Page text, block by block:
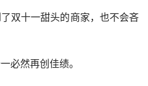
双十一甜头的商家，也不会吝
必然再创佳绩。